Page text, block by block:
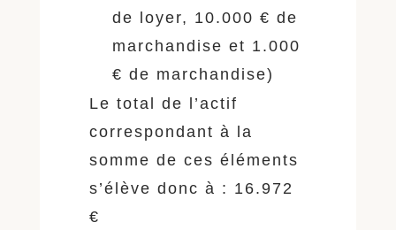
de loyer, 10.000 € de
marchandise et 1.000
€ de marchandise)
Le total de l’actif
correspondant à la
somme de ces éléments
s’élève donc à : 16.972
€